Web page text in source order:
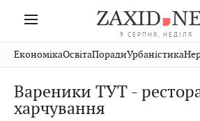
9 СЕРПНЯ, НЕДІЛЯ
Івано-
Франківськ
Волинь
Рівне
Чернівці
Стрий
Хмельницький
Кіно
ЕкономікаОсвітаПорадиУрбаністика
Вареники ТУТ -
харчування